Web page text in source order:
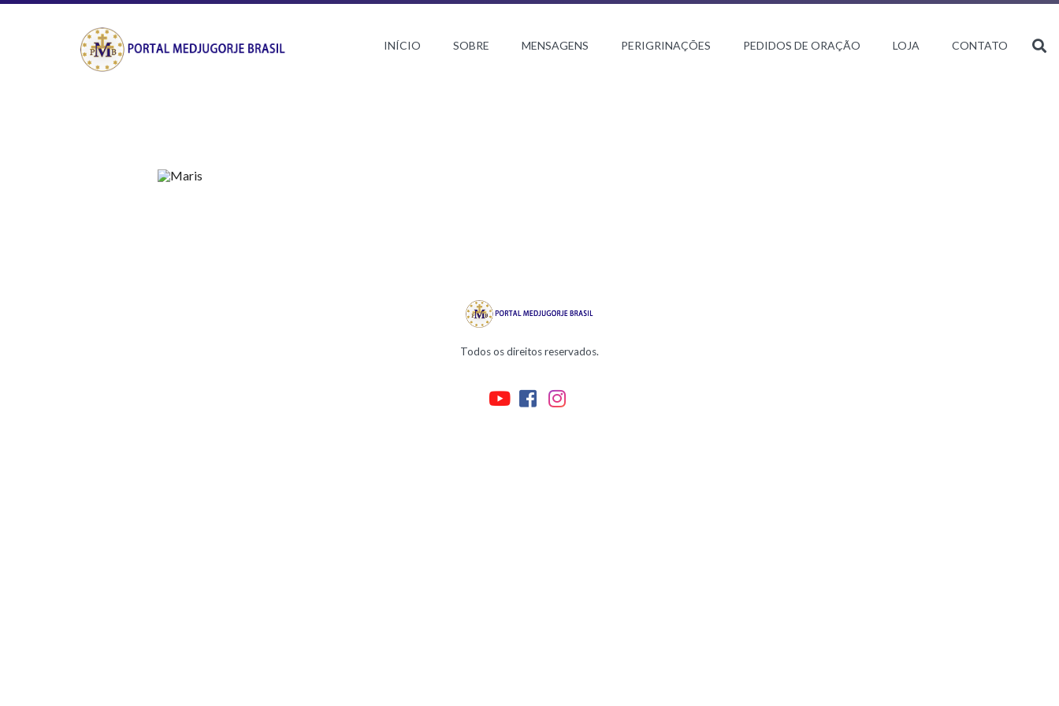
INÍCIO SOBRE MENSAGENS PERIGRINAÇÕES PEDIDOS DE ORAÇÃO LOJA CONTATO
Todos os direitos reservados.